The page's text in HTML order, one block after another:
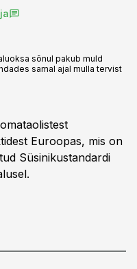
sõnul pakub muld
samal ajal mulla tervist
Euroopas, mis on
Süsinikustandardi